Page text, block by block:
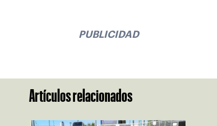
PUBLICIDAD
Artículos relacionados